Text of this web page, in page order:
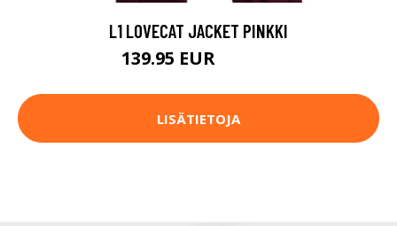
L1 LOVECAT JACKET PINKKI
139.95 EUR
LISÄTIETOJA